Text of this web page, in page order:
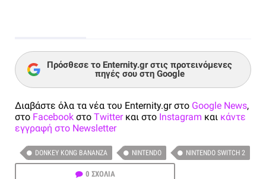
Πρόσθεσε το Enternity.gr στις προτεινόμενες
πηγές σου στη Google
Διαβάστε όλα τα νέα του Enternity.gr στο Google News,
στο Facebook στο Twitterκαι στο Instagram και κάντε
εγγραφή στο Newsletter
DONKEY KONG BANANZA NINTENDO NINTENDO SWITCH 2
0 ΣΧΟΛΙΑ